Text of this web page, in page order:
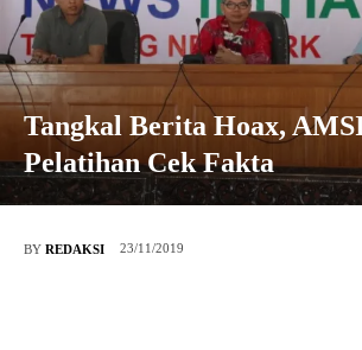
Tangkal Berita Hoax,
Pelatihan Cek Fakta
BY REDAKSI 23/11/2019